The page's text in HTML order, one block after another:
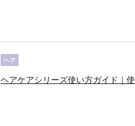
ヘア
ヘアケアシリーズ使い方ガイド｜